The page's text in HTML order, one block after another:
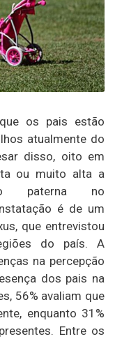
os pais estão
atualmente do
disso, oito em
ou muito alta a
paterna no
é de um
que entrevistou
do país. A
na percepção
dos pais na
56% avaliam que
enquanto 31%
Entre os